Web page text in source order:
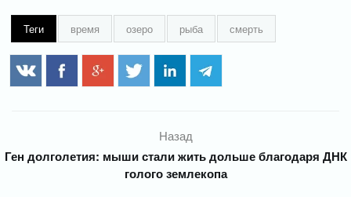
Теги время озеро рыба смерть
Назад
Ген долголетия: мыши стали жить дольше благодаря ДНК
голого землекопа